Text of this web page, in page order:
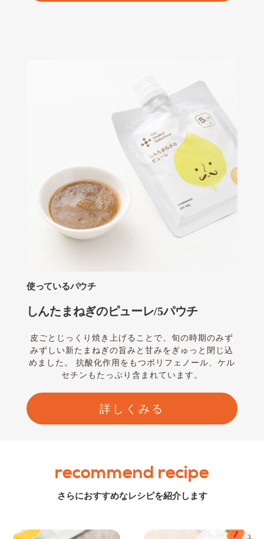
使っているパウチ
しんたまねぎのピューレ/5パウチ
皮ごとじっくり焼き上げることで、旬の時期のみず
みずしい新たまねぎの旨みと甘みをぎゅっと閉じ込
めました。 抗酸化作用をもつポリフェノール、ケル
セチンもたっぷり含まれています。
詳しくみる
recommend recipe
さらにおすすめなレシピを紹介します